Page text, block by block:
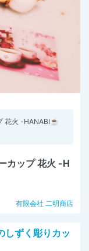
花火 -HANABI☕
カップ 花火 -H
有限会社 二明商店
しずく彫りカッ